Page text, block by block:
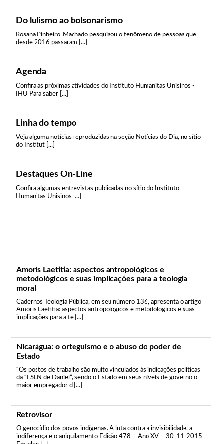
Do lulismo ao bolsonarismo
Rosana Pinheiro-Machado pesquisou o fenômeno de pessoas que
desde 2016 passaram [...]
Agenda
Confira as próximas atividades do Instituto Humanitas Unisinos -
IHU Para saber [...]
Linha do tempo
Veja alguma notícias reproduzidas na seção Notícias do Dia, no sítio
do Institut [...]
Destaques On-Line
Confira algumas entrevistas publicadas no sítio do Instituto
Humanitas Unisinos [...]
Amoris Laetitia: aspectos antropológicos e
metodológicos e suas implicações para a teologia
moral
Cadernos Teologia Pública, em seu número 136, apresenta o artigo
Amoris Laetitia: aspectos antropológicos e metodológicos e suas
implicações para a te [...]
Nicarágua: o orteguismo e o abuso do poder de
Estado
“Os postos de trabalho são muito vinculados às indicações políticas
da “FSLN de Daniel”, sendo o Estado em seus níveis de governo o
maior empregador d [...]
Retrovisor
O genocídio dos povos indígenas. A luta contra a invisibilidade, a
indiferença e o aniquilamento Edição 478 – Ano XV – 30-11-2015